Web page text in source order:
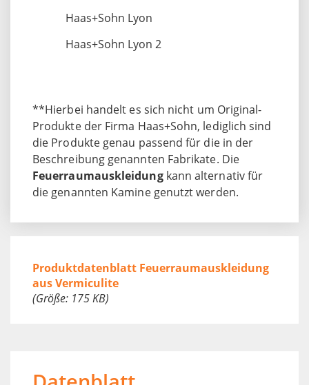
Haas+Sohn Lyon
Haas+Sohn Lyon 2
**Hierbei handelt es sich nicht um Original-
Produkte der Firma Haas+Sohn, lediglich sind
die Produkte genau passend für die in der
Beschreibung genannten Fabrikate. Die
Feuerraumauskleidungkann alternativ für
die genannten Kamine genutzt werden.
Produktdatenblatt Feuerraumauskleidung
aus Vermiculite
(Größe: 175 KB)